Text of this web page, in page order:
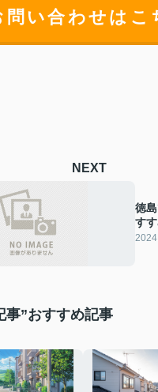
問い合わせはこ
NEXT
徳
す
事”おすすめ記事